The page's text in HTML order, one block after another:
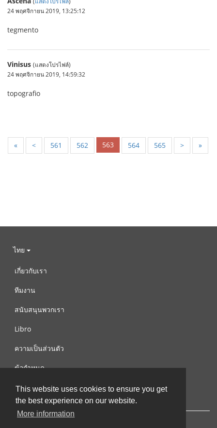
This website uses cookies to ensure you get
the best experience on our website.
More information
24 พฤศจิกายน 2019, 13:25:12
tegmento
Vinisus (แสดงโปรไฟล์)
24 พฤศจิกายน 2019, 14:59:32
topografio
« < 561 562 563 564 565 > »
ไทย
เกี่ยวกับเรา
ทีมงาน
สนับสนุนพวกเรา
Libro
ความเป็นส่วนตัว
ข้อกำหนด
ติดต่อเรา